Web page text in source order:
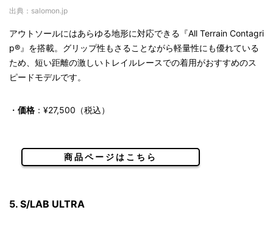
出典：salomon.jp
アウトソールにはあらゆる地形に対応できる『All Terrain Contagri
p®』を搭載。グリップ性もさることながら軽量性にも優れている
ため、短い距離の激しいトレイルレースでの着用がおすすめのス
ピードモデルです。
・ 価格 ：¥27,500（税込）
商品ページはこちら
5. S/LAB ULTRA